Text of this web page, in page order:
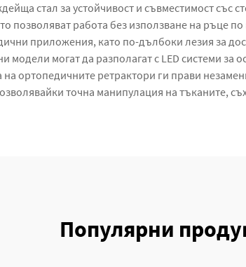
стал за устойчивост и съвместимост със
позволяват работа без използване на ръце
приложения, като по-дълбоки лезия за
модели могат да разполагат с LED системи
ортопедичните ретрактори ги прави
точна манипулация на тъканите,
Популярни